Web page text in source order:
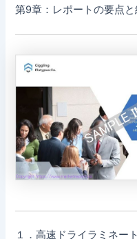
第9章：レポートの要点と
１．高速ドライラミネー